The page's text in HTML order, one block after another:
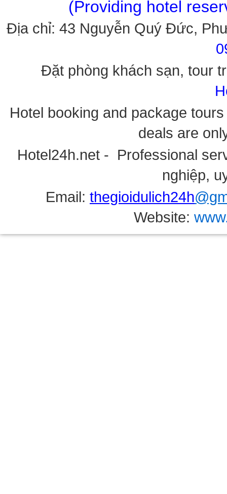
(Providing hotel
Địa chỉ: 43 Nguyễn Quý Đức,
Đặt phòng khách sạn, tour
Hotel booking and package
deals are
Hotel24h.net - Professional
nghiệp,
Email: thegioidulich24h
Website: